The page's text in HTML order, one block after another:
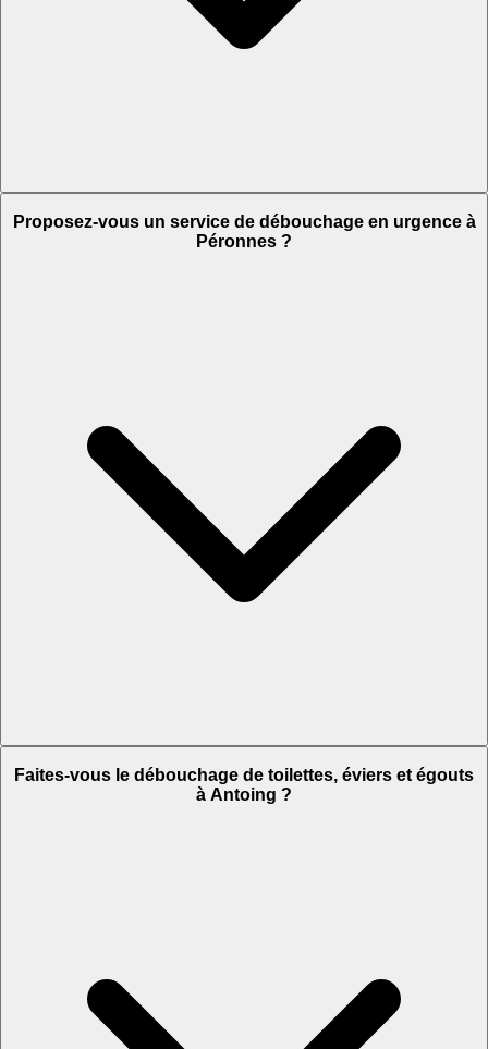
Proposez-vous un service de débouchage en urgence à
Péronnes ?
Faites-vous le débouchage de toilettes, éviers et égouts
à Antoing ?